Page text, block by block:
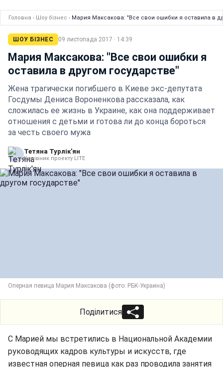
Головна › Шоу бізнес › Мария Максакова: "Все свои ошибки я оставила в
ШОУ БІЗНЕС 09 листопада 2017 · 14:39
Мария Максакова: "Все свои ошибки я
оставила в другом государстве"
Жена трагически погибшего в Киеве экс-депутата
Госдумы Дениса Вороненкова рассказала, как
сложилась ее жизнь в Украине, как она поддерживает
отношения с детьми и готова ли до конца бороться
за честь своего мужа
Тетяна Турлік'ян
Керівник проекту LITE
Оперная певица Мария Максакова (фото: РБК-Украина)
Поділитися
С Марией мы встретились в Национальной Академии
руководящих кадров культуры и искусств, где
известная оперная певица как раз проводила занятия